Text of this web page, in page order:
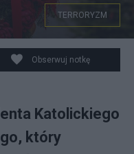
TERRORYZM
Obserwuj notkę
Katolickiego
który